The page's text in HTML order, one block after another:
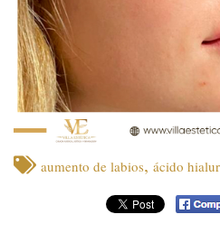
aumento de labios, ácido